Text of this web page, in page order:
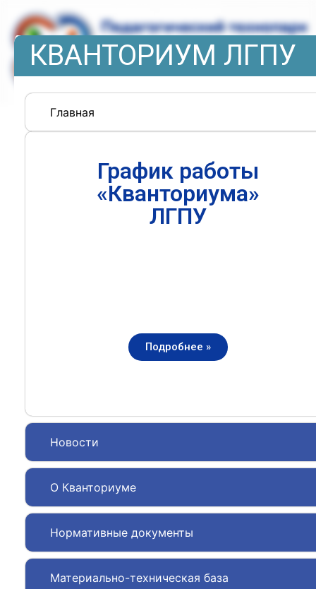
КВАНТОРИУМ ЛГПУ
Главная
Новости
О Кванториуме
Нормативные документы
Материально-техническая база
График работы
«Кванториума»
ЛГПУ
Подробнее »